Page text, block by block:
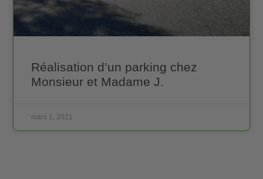
Réalisation d’un parking chez
Monsieur et Madame J.
mars 1, 2021